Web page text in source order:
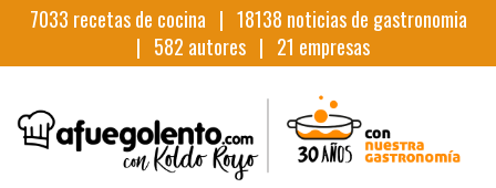
7033 recetas de cocina | 18138 noticias de gastronomia
| 582 autores | 21 empresas